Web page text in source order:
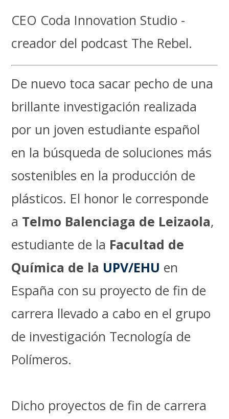
CEO Coda Innovation Studio -
creador del podcast The Rebel.
De nuevo toca sacar pecho de una
brillante investigación realizada
por un joven estudiante español
en la búsqueda de soluciones más
sostenibles en la producción de
plásticos. El honor le corresponde
a Telmo Balenciaga de Leizaola,
estudiante de la Facultad de
Química de la UPV/EHU en
España con su proyecto de fin de
carrera llevado a cabo en el grupo
de investigación Tecnología de
Polímeros.
Dicho proyectos de fin de carrera